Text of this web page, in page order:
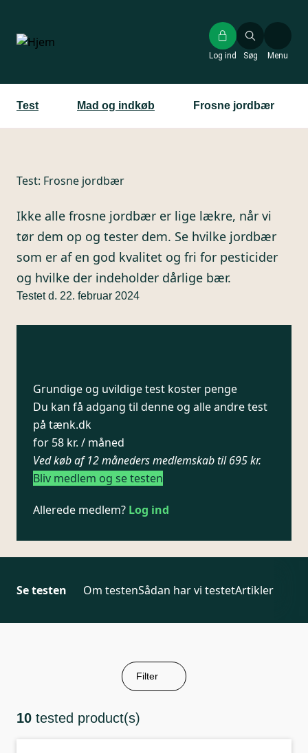
hovedindhold
Søg
Log ind Menu
Test Mad og indkøb Frosne jordbær
Test: Frosne jordbær
Ikke alle frosne jordbær er lige lækre, når vi
tør dem op og tester dem. Se hvilke jordbær
som er af en god kvalitet og fri for pesticider
og hvilke der indeholder dårlige bær.
Testet d. 22. februar 2024
Grundige og uvildige test koster penge
Du kan få adgang til denne og alle andre test
på tænk.dk
for 58 kr. / måned
Ved køb af 12 måneders medlemskab til 695 kr.
Bliv medlem og se testen
Allerede medlem? Log ind
Se testen Om testenSådan har vi testetArtikler
Filter
10 tested product(s)